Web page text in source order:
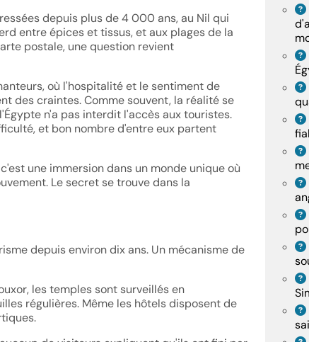
depuis plus de 4 000 ans, au Nil qui
entre épices et tissus, et aux plages de la
postale, une question revient
où l'hospitalité et le sentiment de
des craintes. Comme souvent, la réalité se
n'a pas interdit l'accès aux touristes.
et bon nombre d'entre eux partent
une immersion dans un monde unique où
Le secret se trouve dans la
depuis environ dix ans. Un mécanisme de
les temples sont surveillés en
régulières. Même les hôtels disposent de